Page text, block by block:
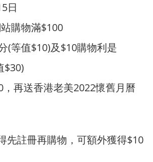
日
購物滿$100
(等值$10)及$10購物利是
$30)
，再送香港老美2022懷舊月曆
先註冊再購物，可額外獲得$10